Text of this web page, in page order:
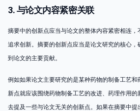
3. 与论文内容紧密关联
摘要中的创新点应当与论文的整体内容紧密相连
追求创新。摘要的创新点应当是论文研究的核心
到论文的主要贡献。
例如如果论文主要研究的是某种药物的制备工艺和
新点就应该围绕药物制备工艺的改进、药理作用
去提及一些与论文无关的创新点。如果在摘要中提